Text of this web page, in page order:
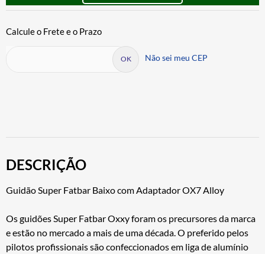
Não sei meu CEP
DESCRIÇÃO
Guidão Super Fatbar Baixo com Adaptador OX7 Alloy
Os guidões Super Fatbar Oxxy foram os precursores da marca
e estão no mercado a mais de uma década. O preferido pelos
pilotos profissionais são confeccionados em liga de alumínio